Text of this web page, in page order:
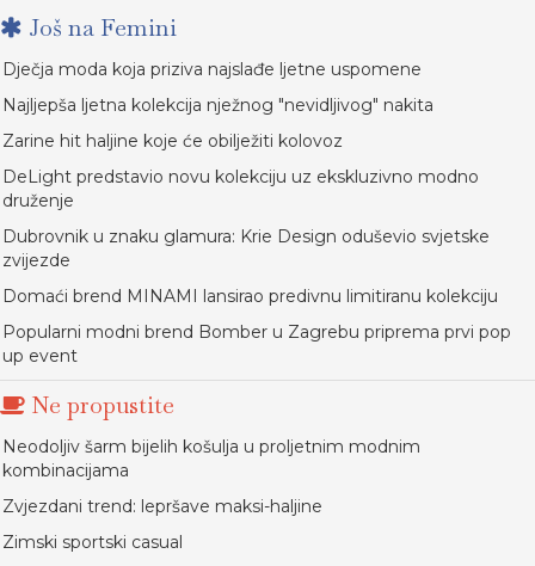
Još na Femini
Dječja moda koja priziva najslađe ljetne uspomene
Najljepša ljetna kolekcija nježnog "nevidljivog" nakita
Zarine hit haljine koje će obilježiti kolovoz
DeLight predstavio novu kolekciju uz ekskluzivno modno
druženje
Dubrovnik u znaku glamura: Krie Design oduševio svjetske
zvijezde
Domaći brend MINAMI lansirao predivnu limitiranu kolekciju
Popularni modni brend Bomber u Zagrebu priprema prvi pop
up event
Ne propustite
Neodoljiv šarm bijelih košulja u proljetnim modnim
kombinacijama
Zvjezdani trend: lepršave maksi-haljine
Zimski sportski casual